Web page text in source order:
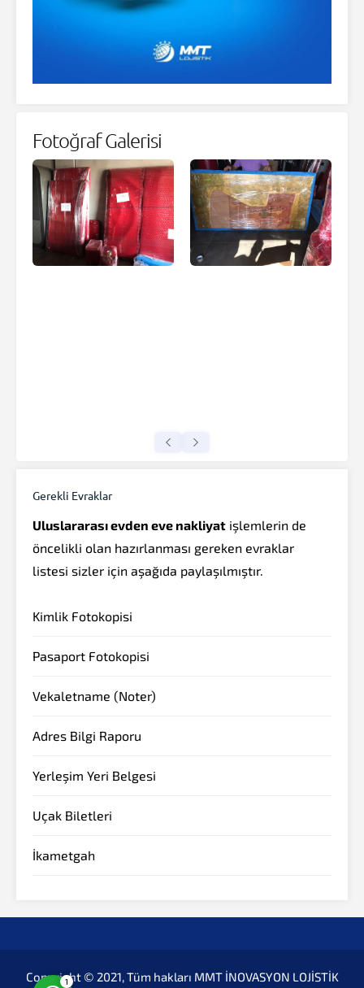
Fotoğraf Galerisi
Gerekli Evraklar
Uluslararası evden eve nakliyat işlemlerin de
öncelikli olan hazırlanması gereken evraklar
listesi sizler için aşağıda paylaşılmıştır.
Kimlik Fotokopisi
Pasaport Fotokopisi
Vekaletname (Noter)
Adres Bilgi Raporu
Yerleşim Yeri Belgesi
Uçak Biletleri
İkametgah
Copyright © 2021, Tüm hakları MMT İNOVASYON LOJİSTİK
Müşteri Temsilcisi
1